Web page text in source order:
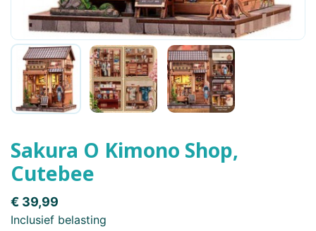
Sakura O Kimono Shop,
Cutebee
€ 39,99
Inclusief belasting